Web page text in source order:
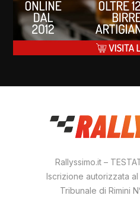
Rallyssimo.it –
Iscrizione autorizzata
Tribunale di Rimini